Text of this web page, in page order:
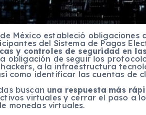
México estableció
del Sistema de Pagos
y controles de seguridad en
obligación de seguir los
a la infraestructura
como identificar las cuentas de
buscan una respuesta más
virtuales y cerrar el paso a
monedas virtuales.